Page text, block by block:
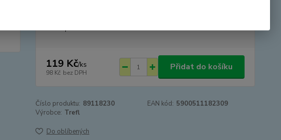
Dostupnost SKLADEM
119 Kč/ks
98 Kč bez DPH
Přidat do košíku
Číslo produktu: 89118230 EAN kód: 5900511182309
Výrobce: Trefl
Do oblíbených